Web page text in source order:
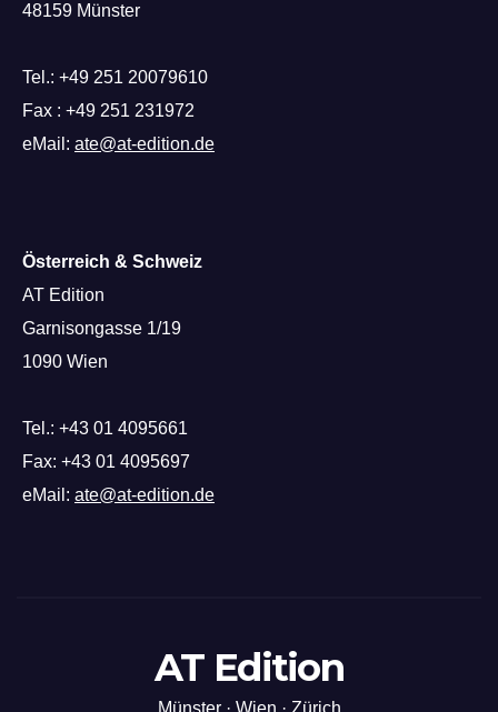
48159 Münster
Tel.: +49 251 20079610
Fax : +49 251 231972
eMail: ate@at-edition.de
Österreich & Schweiz
AT Edition
Garnisongasse 1/19
1090 Wien
Tel.: +43 01 4095661
Fax: +43 01 4095697
eMail: ate@at-edition.de
AT Edition
Münster · Wien · Zürich